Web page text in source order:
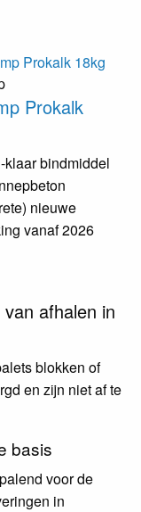
Prokalk
klaar bindmiddel
nieuwe
vanaf 2026
afhalen in
blokken of
en zijn niet af te
basis
voor de
in